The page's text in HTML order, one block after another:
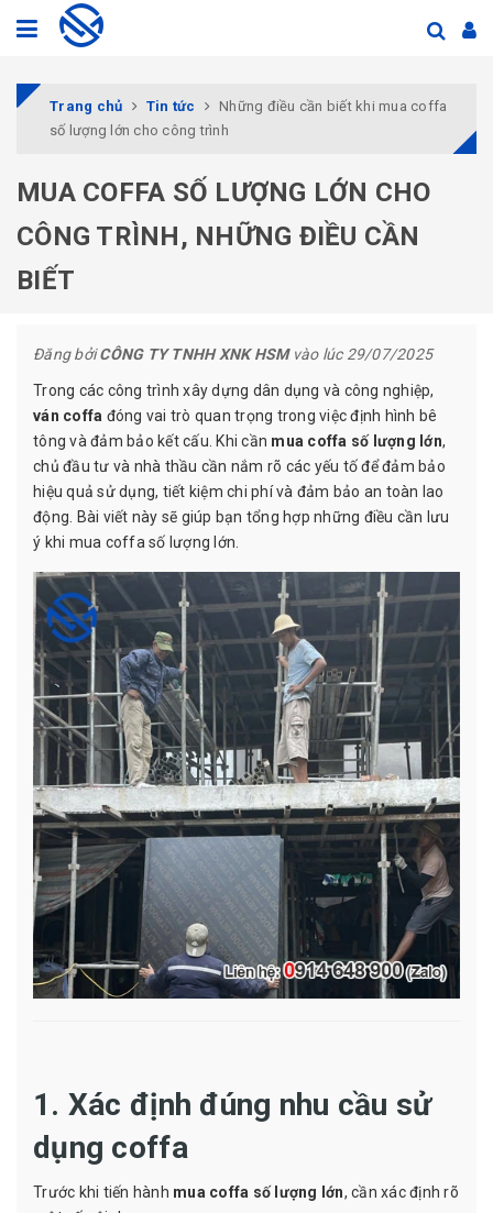
Trang chủ Tin tức
Những điều cần biết khi mua coffa
số lượng lớn cho công trình
MUA COFFA SỐ LƯỢNG LỚN CHO
CÔNG TRÌNH, NHỮNG ĐIỀU CẦN
BIẾT
Đăng bởiCÔNG TY TNHH XNK HSMvào lúc 29/07/2025
Trong các công trình xây dựng dân dụng và công nghiệp,
ván coffa đóng vai trò quan trọng trong việc định hình bê
tông và đảm bảo kết cấu. Khi cần mua coffa số lượng lớn,
chủ đầu tư và nhà thầu cần nắm rõ các yếu tố để đảm bảo
hiệu quả sử dụng, tiết kiệm chi phí và đảm bảo an toàn lao
động. Bài viết này sẽ giúp bạn tổng hợp những điều cần lưu
ý khi mua coffa số lượng lớn.
1. Xác định đúng nhu cầu sử
dụng coffa
Trước khi tiến hành mua coffa số lượng lớn, cần xác định rõ